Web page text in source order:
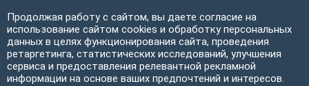
Продолжая работу с сайтом, вы даете согласие на
использование сайтом cookies и обработку персональных
данных в целях функционирования сайта, проведения
ретаргетинга, статистических исследований, улучшения
сервиса и предоставления релевантной рекламной
информации на основе ваших предпочтений и интересов.